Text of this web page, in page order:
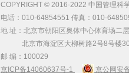
COPYRIGHT © 2016-2022 中国管理科
电话：010-64854551 传真：010-
地 址：北京市朝阳区奥体中心体育场二
北京市海淀区大柳树路2号8号楼
邮 编：100029
京ICP备14060637号-1
京公网安